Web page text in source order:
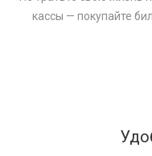
кассы — покупайте